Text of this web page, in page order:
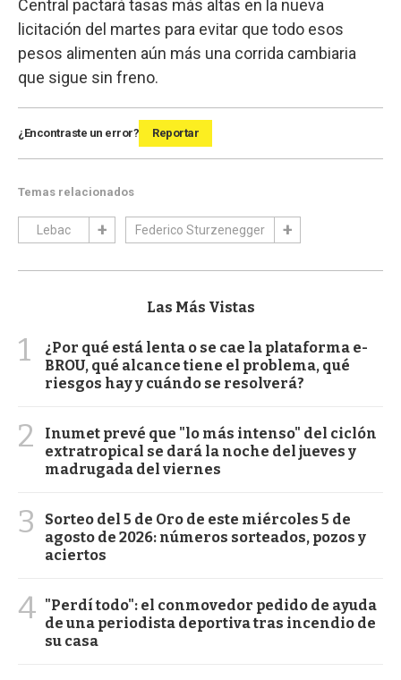
Central pactará tasas más altas en la nueva
licitación del martes para evitar que todo esos
pesos alimenten aún más una corrida cambiaria
que sigue sin freno.
¿Encontraste un error? Reportar
Temas relacionados
Lebac Federico Sturzenegger
Las Más Vistas
1
¿Por qué está lenta o se cae la plataforma e-
BROU, qué alcance tiene el problema, qué
riesgos hay y cuándo se resolverá?
2
Inumet prevé que "lo más intenso" del ciclón
extratropical se dará la noche del jueves y
madrugada del viernes
3
Sorteo del 5 de Oro de este miércoles 5 de
agosto de 2026: números sorteados, pozos y
aciertos
4 "Perdí todo": el conmovedor pedido de ayuda
de una periodista deportiva tras incendio de
su casa